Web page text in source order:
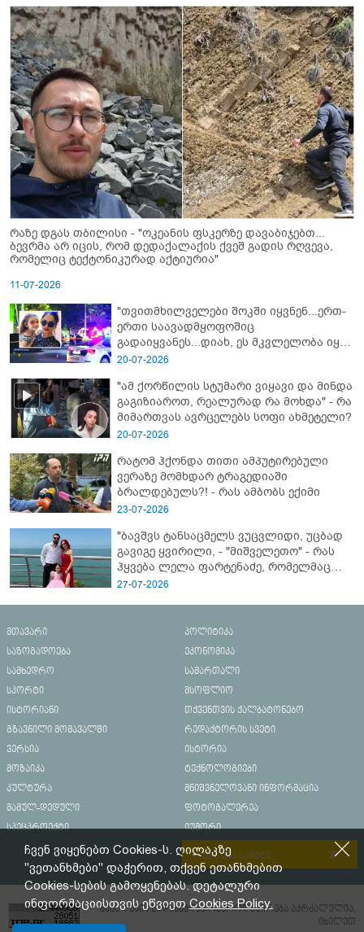
რაზე დგას თბილისი - "ოკეანის ფსკერზე დავაბიჯებთ...
ბევრმა არ იცის, რომ დედაქალაქის ქვეშ გადის რღვევა,
რომელიც ტექტონიკურად აქტიურია"
11-07-2026
"თვითმხილველები შოკში იყვნენ...ერთ-
ერთი საავადმყოფოშიც
გადაიყვანეს...დიახ, ეს მკვლელობა იყო"
- გორში დატრიალებული ტრაგედიის
20-07-2026
"ამ ქორწილის სტუმარი ვიყავი და მინდა
გაგიზიაროთ, რეალურად რა მოხდა" - რა
მიმართვას ავრცელებს სოფი ახმეტელი?
20-07-2026
რატომ ჰქონდა თითი ამპუტირებული
ვერაზე მომხდარ ტრაგედიაში
ბრალდებულს?! - რას ამბობს ექიმი
23-07-2026
"ბავშვს ტანსაცმელს ვუცვლიდი, უცბად
გავიგე ყვირილი, - "მიშველეთო" - რას
ჰყვება ლელა ფარტენაძე, რომელმაც
ბათუმში 16 წლის ბიჭი ზღვაში
27-07-2026
მთავარი
პოლიტიკა
საზოგადოება
ეკონომიკა
სამხედრო
სამართალი
სპორტი
მსოფლიო
ისტორიანი
თქვენთვის ქალბატონებო
გზავნილი მომავალში
რედაქტორის სვეტი
ვერსია
ისტორია
მოზაიკა
ტექნოლოგიები
კულტურა
მნიშვნელოვანი ინფორმაცია
მამულ-დედული
ფოტოგალერეა
სპეცპროექტი
იუმორი
რეკლამა საიტზე
მასალების გადაბეჭდვა/რეპროდუცირება აკრძალულია,
იხილეთ
ჩვენ ვიყენებთ Cookies-ს. ღილაკზე
"ვეთანხმები" დაჭერით, თქვენ ეთანხმებით
Cookies-სების გამოყენებას. დეტალური
ინფორმაციისთვის ეწვიეთCookies Policy.